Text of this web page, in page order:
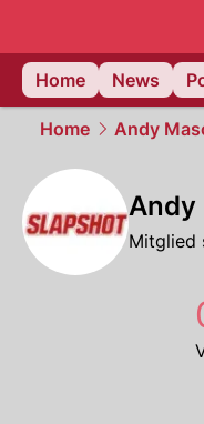
Home
News
Home Andy
Andy
Mitglied